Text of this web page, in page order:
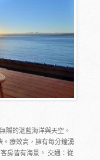
際的湛藍海洋與天空。
。療效高，擁有每分鐘湧
房皆有海景。 交通：從